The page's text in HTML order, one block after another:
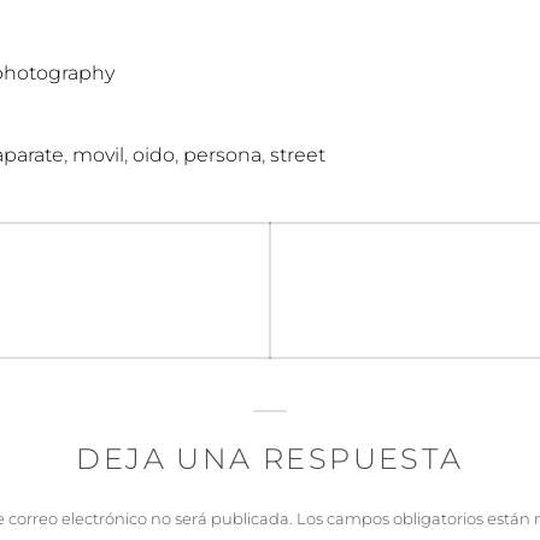
, movil, oido, persona, street
DEJA UNA RESPUESTA
correo electrónico no será publicada. Los campos obligatorios están